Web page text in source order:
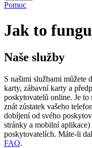
Pomoc
Jak to
Naše služby
S našimi službami můžete
karty, zábavní karty a
poskytovatelů online. Je to
znát zůstatek vašeho
dobíjení od svého
stránky a mobilní
poskytovatelích. Máte-li
FAQ.